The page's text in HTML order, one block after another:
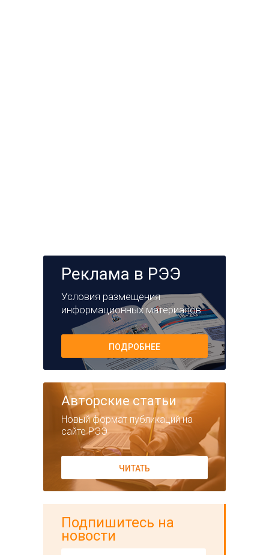
Реклама в РЭЭ
Условия размещения
информационных материалов
ПОДРОБНЕЕ
Авторские статьи
Новый формат публикаций на
сайте РЭЭ
ЧИТАТЬ
Подпишитесь на
новости